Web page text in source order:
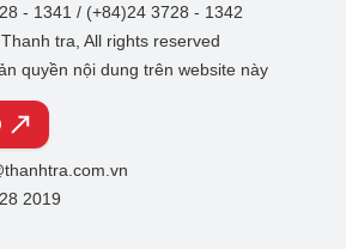
- 1341 / (+84)24 3728 - 1342
tra, All rights reserved
quyền nội dung trên website này
2019